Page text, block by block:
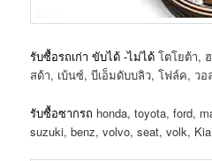
รับซื้อรถเก่า ขับได้ -ไม่ได้ โตโยต้า,
สด้า, เบ้นซ์, บีเอ็มดับบลิว, โฟล์ค, ว
รับซื้อซากรถ honda, toyota, ford,
suzuki, benz, volvo, seat, volk,